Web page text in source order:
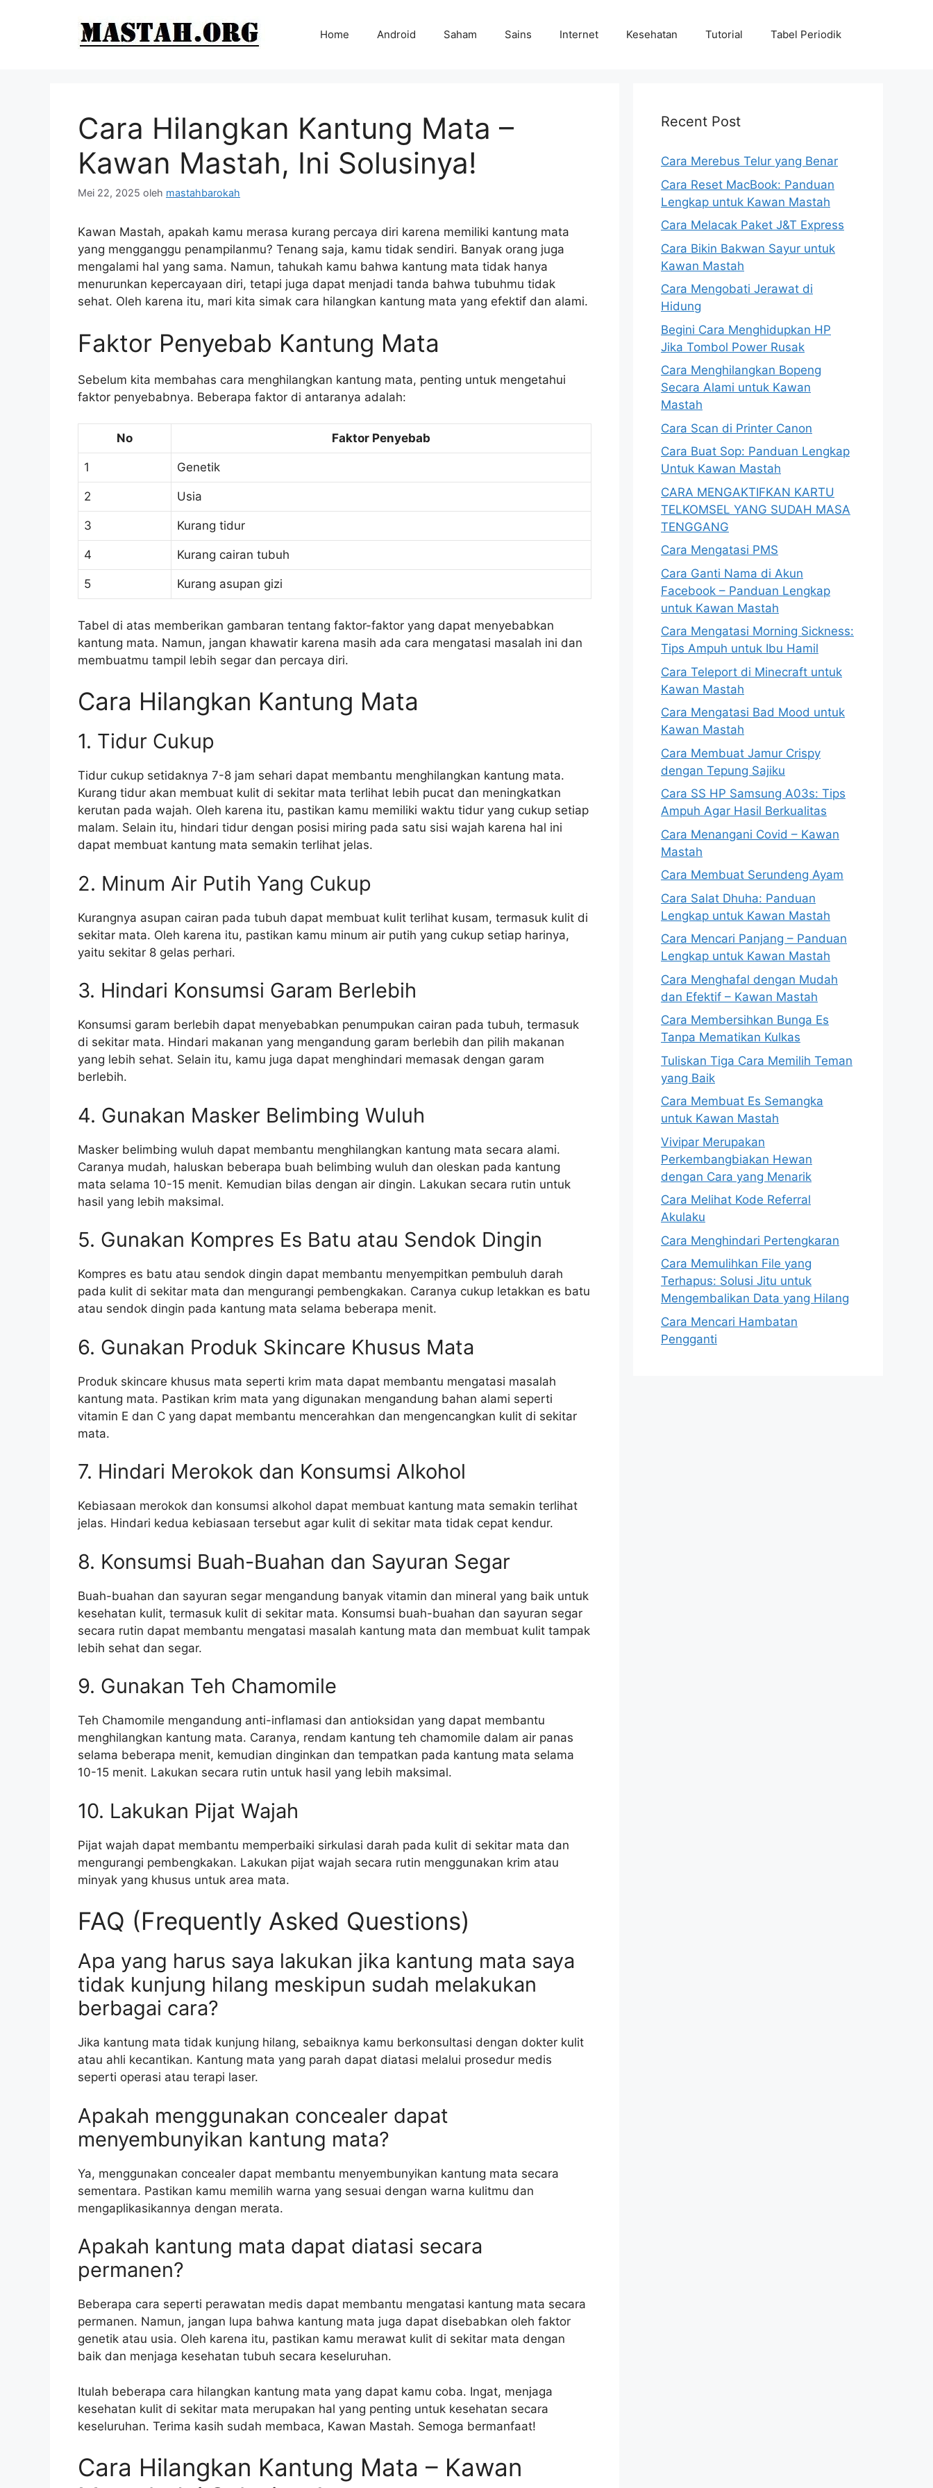
Home Android Saham Sains Internet Kesehatan Tutorial Tabel Periodik
Cara Hilangkan Kantung Mata –
Kawan Mastah, Ini Solusinya!
Mei 22, 2025 oleh mastahbarokah
Kawan Mastah, apakah kamu merasa kurang percaya diri karena memiliki kantung mata
yang mengganggu penampilanmu? Tenang saja, kamu tidak sendiri. Banyak orang juga
mengalami hal yang sama. Namun, tahukah kamu bahwa kantung mata tidak hanya
menurunkan kepercayaan diri, tetapi juga dapat menjadi tanda bahwa tubuhmu tidak
sehat. Oleh karena itu, mari kita simak cara hilangkan kantung mata yang efektif dan alami.
Faktor Penyebab Kantung Mata
Sebelum kita membahas cara menghilangkan kantung mata, penting untuk mengetahui
faktor penyebabnya. Beberapa faktor di antaranya adalah:
No Faktor Penyebab
1 Genetik
2 Usia
3 Kurang tidur
4 Kurang cairan tubuh
5 Kurang asupan gizi
Tabel di atas memberikan gambaran tentang faktor-faktor yang dapat menyebabkan
kantung mata. Namun, jangan khawatir karena masih ada cara mengatasi masalah ini dan
membuatmu tampil lebih segar dan percaya diri.
Cara Hilangkan Kantung Mata
1. Tidur Cukup
Tidur cukup setidaknya 7-8 jam sehari dapat membantu menghilangkan kantung mata.
Kurang tidur akan membuat kulit di sekitar mata terlihat lebih pucat dan meningkatkan
kerutan pada wajah. Oleh karena itu, pastikan kamu memiliki waktu tidur yang cukup setiap
malam. Selain itu, hindari tidur dengan posisi miring pada satu sisi wajah karena hal ini
dapat membuat kantung mata semakin terlihat jelas.
2. Minum Air Putih Yang Cukup
Kurangnya asupan cairan pada tubuh dapat membuat kulit terlihat kusam, termasuk kulit di
sekitar mata. Oleh karena itu, pastikan kamu minum air putih yang cukup setiap harinya,
yaitu sekitar 8 gelas perhari.
3. Hindari Konsumsi Garam Berlebih
Konsumsi garam berlebih dapat menyebabkan penumpukan cairan pada tubuh, termasuk
di sekitar mata. Hindari makanan yang mengandung garam berlebih dan pilih makanan
yang lebih sehat. Selain itu, kamu juga dapat menghindari memasak dengan garam
berlebih.
4. Gunakan Masker Belimbing Wuluh
Masker belimbing wuluh dapat membantu menghilangkan kantung mata secara alami.
Caranya mudah, haluskan beberapa buah belimbing wuluh dan oleskan pada kantung
mata selama 10-15 menit. Kemudian bilas dengan air dingin. Lakukan secara rutin untuk
hasil yang lebih maksimal.
5. Gunakan Kompres Es Batu atau Sendok Dingin
Kompres es batu atau sendok dingin dapat membantu menyempitkan pembuluh darah
pada kulit di sekitar mata dan mengurangi pembengkakan. Caranya cukup letakkan es batu
atau sendok dingin pada kantung mata selama beberapa menit.
6. Gunakan Produk Skincare Khusus Mata
Produk skincare khusus mata seperti krim mata dapat membantu mengatasi masalah
kantung mata. Pastikan krim mata yang digunakan mengandung bahan alami seperti
vitamin E dan C yang dapat membantu mencerahkan dan mengencangkan kulit di sekitar
mata.
7. Hindari Merokok dan Konsumsi Alkohol
Kebiasaan merokok dan konsumsi alkohol dapat membuat kantung mata semakin terlihat
jelas. Hindari kedua kebiasaan tersebut agar kulit di sekitar mata tidak cepat kendur.
8. Konsumsi Buah-Buahan dan Sayuran Segar
Buah-buahan dan sayuran segar mengandung banyak vitamin dan mineral yang baik untuk
kesehatan kulit, termasuk kulit di sekitar mata. Konsumsi buah-buahan dan sayuran segar
secara rutin dapat membantu mengatasi masalah kantung mata dan membuat kulit tampak
lebih sehat dan segar.
9. Gunakan Teh Chamomile
Teh Chamomile mengandung anti-inflamasi dan antioksidan yang dapat membantu
menghilangkan kantung mata. Caranya, rendam kantung teh chamomile dalam air panas
selama beberapa menit, kemudian dinginkan dan tempatkan pada kantung mata selama
10-15 menit. Lakukan secara rutin untuk hasil yang lebih maksimal.
10. Lakukan Pijat Wajah
Pijat wajah dapat membantu memperbaiki sirkulasi darah pada kulit di sekitar mata dan
mengurangi pembengkakan. Lakukan pijat wajah secara rutin menggunakan krim atau
minyak yang khusus untuk area mata.
FAQ (Frequently Asked Questions)
Apa yang harus saya lakukan jika kantung mata saya
tidak kunjung hilang meskipun sudah melakukan
berbagai cara?
Jika kantung mata tidak kunjung hilang, sebaiknya kamu berkonsultasi dengan dokter kulit
atau ahli kecantikan. Kantung mata yang parah dapat diatasi melalui prosedur medis
seperti operasi atau terapi laser.
Apakah menggunakan concealer dapat
menyembunyikan kantung mata?
Ya, menggunakan concealer dapat membantu menyembunyikan kantung mata secara
sementara. Pastikan kamu memilih warna yang sesuai dengan warna kulitmu dan
mengaplikasikannya dengan merata.
Apakah kantung mata dapat diatasi secara
permanen?
Beberapa cara seperti perawatan medis dapat membantu mengatasi kantung mata secara
permanen. Namun, jangan lupa bahwa kantung mata juga dapat disebabkan oleh faktor
genetik atau usia. Oleh karena itu, pastikan kamu merawat kulit di sekitar mata dengan
baik dan menjaga kesehatan tubuh secara keseluruhan.
Itulah beberapa cara hilangkan kantung mata yang dapat kamu coba. Ingat, menjaga
kesehatan kulit di sekitar mata merupakan hal yang penting untuk kesehatan secara
keseluruhan. Terima kasih sudah membaca, Kawan Mastah. Semoga bermanfaat!
Cara Hilangkan Kantung Mata – Kawan
Recent Post
Cara Merebus Telur yang Benar
Cara Reset MacBook: Panduan
Lengkap untuk Kawan Mastah
Cara Melacak Paket J&T Express
Cara Bikin Bakwan Sayur untuk
Kawan Mastah
Cara Mengobati Jerawat di
Hidung
Begini Cara Menghidupkan HP
Jika Tombol Power Rusak
Cara Menghilangkan Bopeng
Secara Alami untuk Kawan
Mastah
Cara Scan di Printer Canon
Cara Buat Sop: Panduan Lengkap
Untuk Kawan Mastah
CARA MENGAKTIFKAN KARTU
TELKOMSEL YANG SUDAH MASA
TENGGANG
Cara Mengatasi PMS
Cara Ganti Nama di Akun
Facebook – Panduan Lengkap
untuk Kawan Mastah
Cara Mengatasi Morning Sickness:
Tips Ampuh untuk Ibu Hamil
Cara Teleport di Minecraft untuk
Kawan Mastah
Cara Mengatasi Bad Mood untuk
Kawan Mastah
Cara Membuat Jamur Crispy
dengan Tepung Sajiku
Cara SS HP Samsung A03s: Tips
Ampuh Agar Hasil Berkualitas
Cara Menangani Covid – Kawan
Mastah
Cara Membuat Serundeng Ayam
Cara Salat Dhuha: Panduan
Lengkap untuk Kawan Mastah
Cara Mencari Panjang – Panduan
Lengkap untuk Kawan Mastah
Cara Menghafal dengan Mudah
dan Efektif – Kawan Mastah
Cara Membersihkan Bunga Es
Tanpa Mematikan Kulkas
Tuliskan Tiga Cara Memilih Teman
yang Baik
Cara Membuat Es Semangka
untuk Kawan Mastah
Vivipar Merupakan
Perkembangbiakan Hewan
dengan Cara yang Menarik
Cara Melihat Kode Referral
Akulaku
Cara Menghindari Pertengkaran
Cara Memulihkan File yang
Terhapus: Solusi Jitu untuk
Mengembalikan Data yang Hilang
Cara Mencari Hambatan
Pengganti